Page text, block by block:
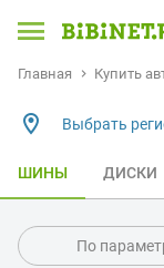
Главная Купить
Выбрать
ШИНЫ ДИСКИ
По